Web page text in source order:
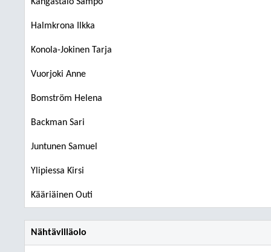
Halmkrona Ilkka
Konola-Jokinen Tarja
Vuorjoki Anne
Bomström Helena
Backman Sari
Juntunen Samuel
Ylipiessa Kirsi
Kääriäinen Outi
Nähtävilläolo